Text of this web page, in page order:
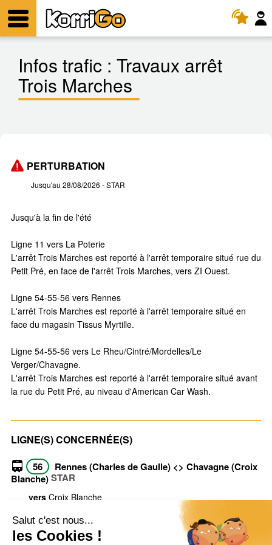
Menu
Infos trafic : Travaux arrêt
Trois Marches
PERTURBATION
Jusqu'au 28/08/2026 - STAR
Jusqu'à la fin de l'été
Ligne 11 vers La Poterie
L'arrêt Trois Marches est reporté à l'arrêt temporaire situé rue du
Petit Pré, en face de l'arrêt Trois Marches, vers ZI Ouest.
Ligne 54-55-56 vers Rennes
L'arrêt Trois Marches est reporté à l'arrêt temporaire situé en
face du magasin Tissus Myrtille.
Ligne 54-55-56 vers Le Rheu/Cintré/Mordelles/Le
Verger/Chavagne.
L'arrêt Trois Marches est reporté à l'arrêt temporaire situé avant
la rue du Petit Pré, au niveau d'American Car Wash.
LIGNE(S) CONCERNÉE(S)
56
Rennes (Charles de Gaulle) <> Chavagne (Croix
Blanche)STAR
vers Croix Blanche
Voir toutes les infos trafic